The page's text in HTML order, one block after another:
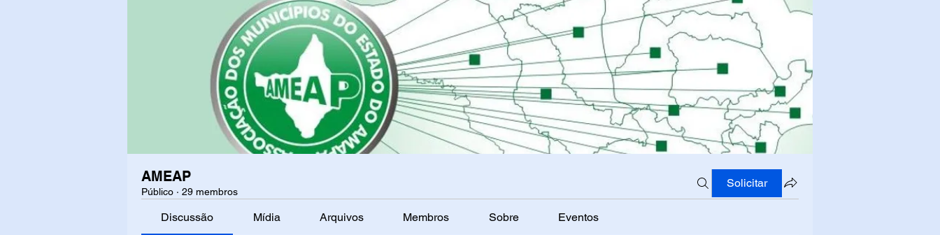
AMEAP
Público · 29 membros
Solicitar
Discussão Mídia Arquivos Membros Sobre Eventos